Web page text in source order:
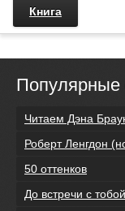
Книга
Популярные
Читаем Дэна
Роберт Ленгдон
50 оттенков
До встречи с тобой